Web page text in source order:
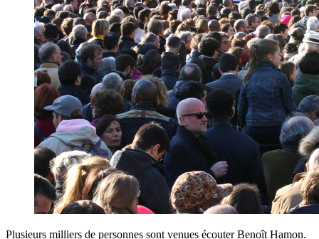
Plusieurs milliers de personnes sont venues écouter Benoît Hamon.